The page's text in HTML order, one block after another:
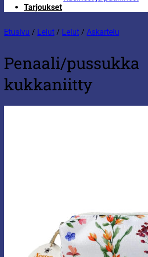
Tarjoukset
Etusivu / Lelut / Lelut / Askartelu
Penaali/pussukka
kukkaniitty